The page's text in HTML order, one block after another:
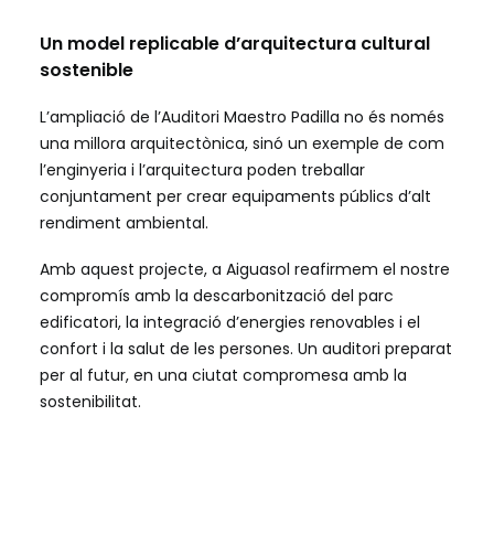
Un model replicable d’arquitectura cultural
sostenible
L’ampliació de l’Auditori Maestro Padilla no és només
una millora arquitectònica, sinó un exemple de com
l’enginyeria i l’arquitectura poden treballar
conjuntament per crear equipaments públics d’alt
rendiment ambiental.
Amb aquest projecte, a Aiguasol reafirmem el nostre
compromís amb la descarbonització del parc
edificatori, la integració d’energies renovables i el
confort i la salut de les persones. Un auditori preparat
per al futur, en una ciutat compromesa amb la
sostenibilitat.